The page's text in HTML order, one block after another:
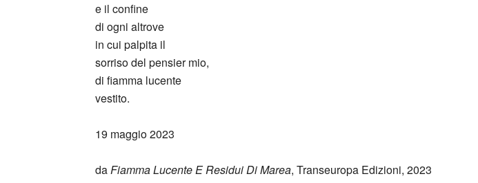
e il confine
di ogni altrove
in cui palpita il
sorriso del pensier mio,
di fiamma lucente
vestito.
19 maggio 2023
daFiamma Lucente E Residui Di Marea, Transeuropa Edizioni, 2023